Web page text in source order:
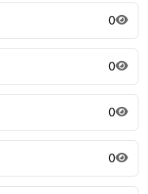
0
0
0
0